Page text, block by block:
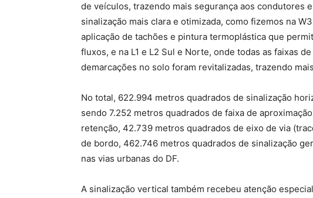
de veículos, trazendo mais segurança aos condutores
sinalização mais clara e otimizada, como fizemos na
aplicação de tachões e pintura termoplástica que
fluxos, e na L1 e L2 Sul e Norte, onde todas as faixas
demarcações no solo foram revitalizadas, trazendo
No total, 622.994 metros quadrados de sinalização
sendo 7.252 metros quadrados de faixa de
retenção, 42.739 metros quadrados de eixo de via
de bordo, 462.746 metros quadrados de sinalização
nas vias urbanas do DF.
A sinalização vertical também recebeu atenção